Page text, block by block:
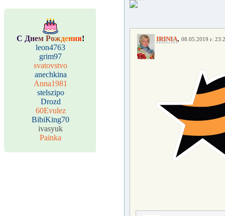
С Днем Рождения!
leon4763
grim97
svatovstvo
anechkina
Anna1981
stelszipo
Drozd
60Evulez
BibiKing70
ivasyuk
Painka
IRINIA, 08.05.2019 г.